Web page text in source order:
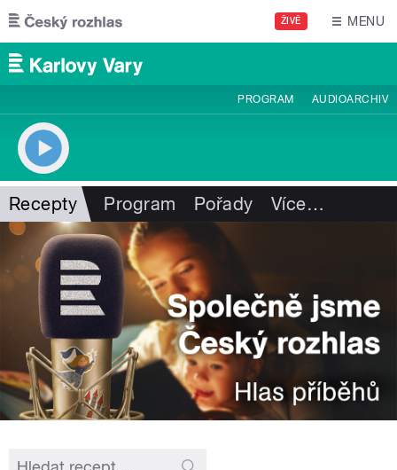
Přejít k hlavnímu obsahu
ŽIVĚ MENU
PROGRAM AUDIOARCHIV
Recepty Program Pořady Více…